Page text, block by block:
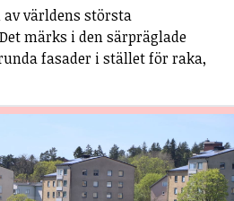
världens största
märks i den särpräglade
fasader i stället för raka,